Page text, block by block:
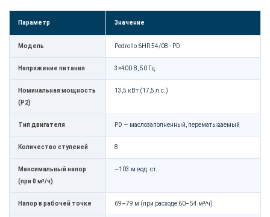
Параметр Значение
Модель Pedrollo 6HR 54/08 - PD
Напряжение питания 3×400 В, 50 Гц
Номинальная мощность
(P2)
13,5 кВт (17,5 л.с.)
Тип двигателя PD — маслозаполненный, перематываемый
Количество ступеней 8
Максимальный напор
(при 0 м³/ч)
~103 м вод. ст.
Напор в рабочей точке 69–79 м (при расходе 60–54 м³/ч)